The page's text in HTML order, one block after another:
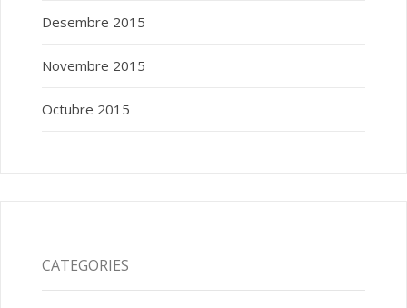
Desembre 2015
Novembre 2015
Octubre 2015
CATEGORIES